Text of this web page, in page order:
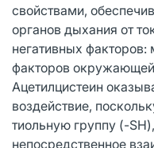
свойствами,
органов дыхания от
негативных факторов:
факторов
Ацетилцистеин
воздействие,
тиольную группу (-
непосредственное